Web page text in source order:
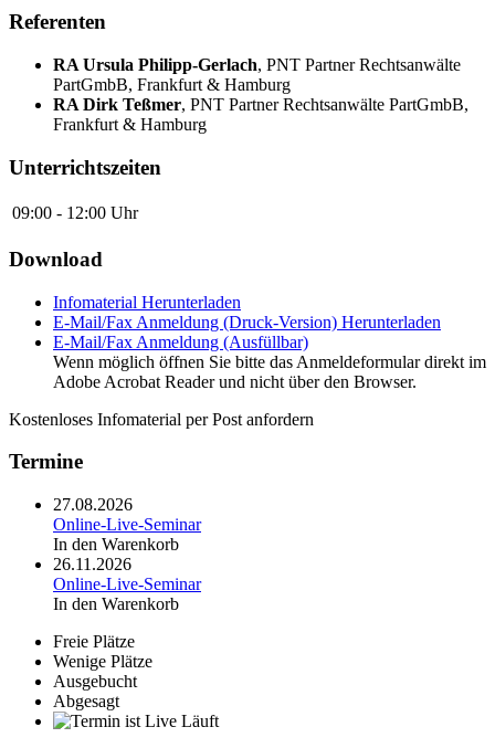
Referenten
RA Ursula Philipp-Gerlach, PNT Partner Rechtsanwälte
PartGmbB, Frankfurt & Hamburg
RA Dirk Teßmer, PNT Partner Rechtsanwälte PartGmbB,
Frankfurt & Hamburg
Unterrichtszeiten
09:00 - 12:00 Uhr
Download
Infomaterial Herunterladen
E-Mail/Fax Anmeldung (Druck-Version) Herunterladen
E-Mail/Fax Anmeldung (Ausfüllbar)
Wenn möglich öffnen Sie bitte das Anmeldeformular direkt im
Adobe Acrobat Reader und nicht über den Browser.
Kostenloses Infomaterial per Post anfordern
Termine
27.08.2026
Online-Live-Seminar
In den Warenkorb
26.11.2026
Online-Live-Seminar
In den Warenkorb
Freie Plätze
Wenige Plätze
Ausgebucht
Abgesagt
Läuft